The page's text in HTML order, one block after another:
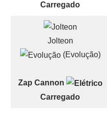
Carregado
Jolteon
(Evolução)
Zap Cannon
Carregado